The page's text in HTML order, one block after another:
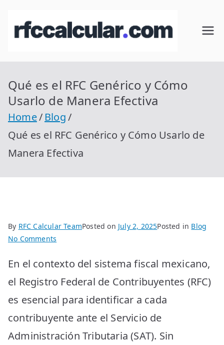
RFC
cul
Calcular
r.com
Qué es el RFC Genérico y Cómo
Usarlo de Manera Efectiva
Home
Blog
Qué es el RFC Genérico y Cómo Usarlo de
Manera Efectiva
By RFC Calcular TeamPosted on July 2, 2025Posted in Blog
No Comments
es
RFC
Genérico
Usarlo
En el contexto del sistema fiscal mexicano,
el Registro Federal de Contribuyentes (RFC)
es esencial para identificar a cada
contribuyente ante el Servicio de
Administración Tributaria (SAT). Sin